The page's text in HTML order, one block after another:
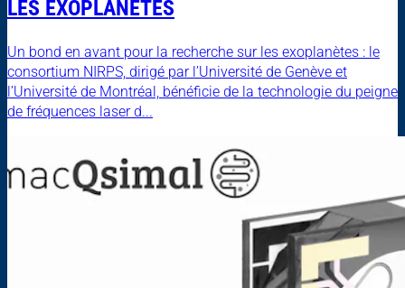
LES EXOPLANÈTES
Un bond en avant pour la recherche sur les exoplanètes : le
consortium NIRPS, dirigé par l’Université de Genève et
l’Université de Montréal, bénéficie de la technologie du peigne
de fréquences laser d...